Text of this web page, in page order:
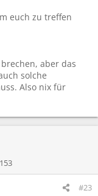
euch zu treffen
aber das
solche
Also nix für
153
#23